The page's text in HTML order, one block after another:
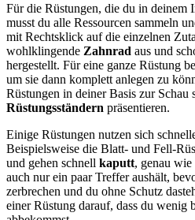
Für die Rüstungen, die du in deinem
musst du alle Ressourcen sammeln
mit Rechtsklick auf die einzelnen
wohlklingende Zahnrad aus und
hergestellt. Für eine ganze Rüstung
um sie dann komplett anlegen zu
Rüstungen in deiner Basis zur Schau
Rüstungsständern präsentieren.
Einige Rüstungen nutzen sich
Beispielsweise die Blatt- und Fell-
und gehen schnell kaputt, genau
auch nur ein paar Treffer aushält,
zerbrechen und du ohne Schutz
einer Rüstung darauf, dass du wenig